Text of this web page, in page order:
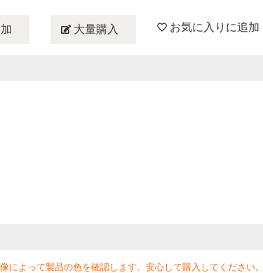
大量購入 お気に入りに追加
によって製品の色を確認します。安心して購入してください